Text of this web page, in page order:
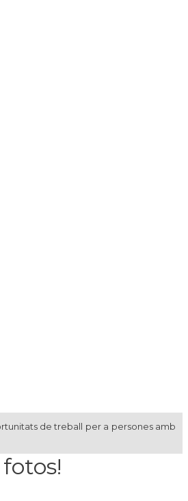
de treball per a persones amb